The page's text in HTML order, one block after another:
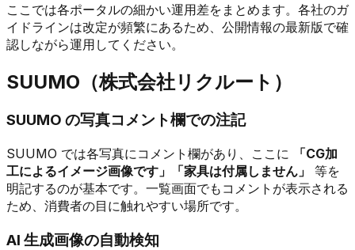
ここでは各ポータルの細かい運用差をまとめます。各社のガ
イドラインは改定が頻繁にあるため、公開情報の最新版で確
認しながら運用してください。
SUUMO（株式会社リクルート）
SUUMO の写真コメント欄での注記
SUUMO では各写真にコメント欄があり、ここに
「CG加
工によるイメージ画像です」「家具は付属しません」
等を
明記するのが基本です。一覧画面でもコメントが表示される
ため、消費者の目に触れやすい場所です。
AI 生成画像の自動検知